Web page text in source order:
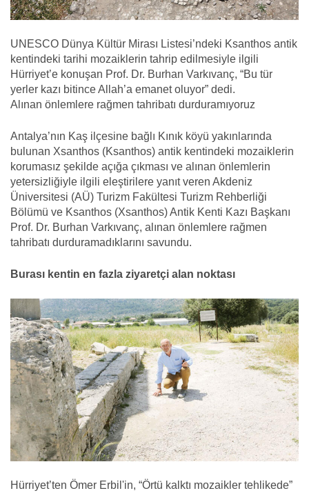
UNESCO Dünya Kültür Mirası Listesi’ndeki Ksanthos antik
kentindeki tarihi mozaiklerin tahrip edilmesiyle ilgili
Hürriyet’e konuşan Prof. Dr. Burhan Varkıvanç, “Bu tür
yerler kazı bitince Allah’a emanet oluyor” dedi.
Alınan önlemlere rağmen tahribatı durduramıyoruz
Antalya’nın Kaş ilçesine bağlı Kınık köyü yakınlarında
bulunan Xsanthos (Ksanthos) antik kentindeki mozaiklerin
korumasız şekilde açığa çıkması ve alınan önlemlerin
yetersizliğiyle ilgili eleştirilere yanıt veren Akdeniz
Üniversitesi (AÜ) Turizm Fakültesi Turizm Rehberliği
Bölümü ve Ksanthos (Xsanthos) Antik Kenti Kazı Başkanı
Prof. Dr. Burhan Varkıvanç, alınan önlemlere rağmen
tahribatı durduramadıklarını savundu.
Burası kentin en fazla ziyaretçi alan noktası
Hürriyet’ten Ömer Erbil'in, “Örtü kalktı mozaikler tehlikede”